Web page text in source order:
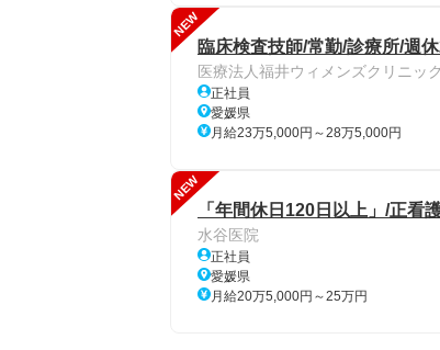
NEW
臨床検査技師/常勤/診療所/週
医療法人福井ウィメンズクリニック
正社員
愛媛県
月給23万5,000円～28万5,000円
NEW
「年間休日120日以上」/正看
水谷医院
正社員
愛媛県
月給20万5,000円～25万円